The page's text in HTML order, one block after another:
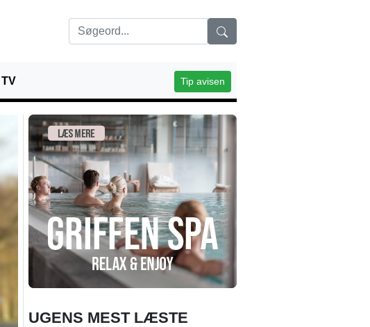
TV Tip avisen
UGENS MEST LÆSTE